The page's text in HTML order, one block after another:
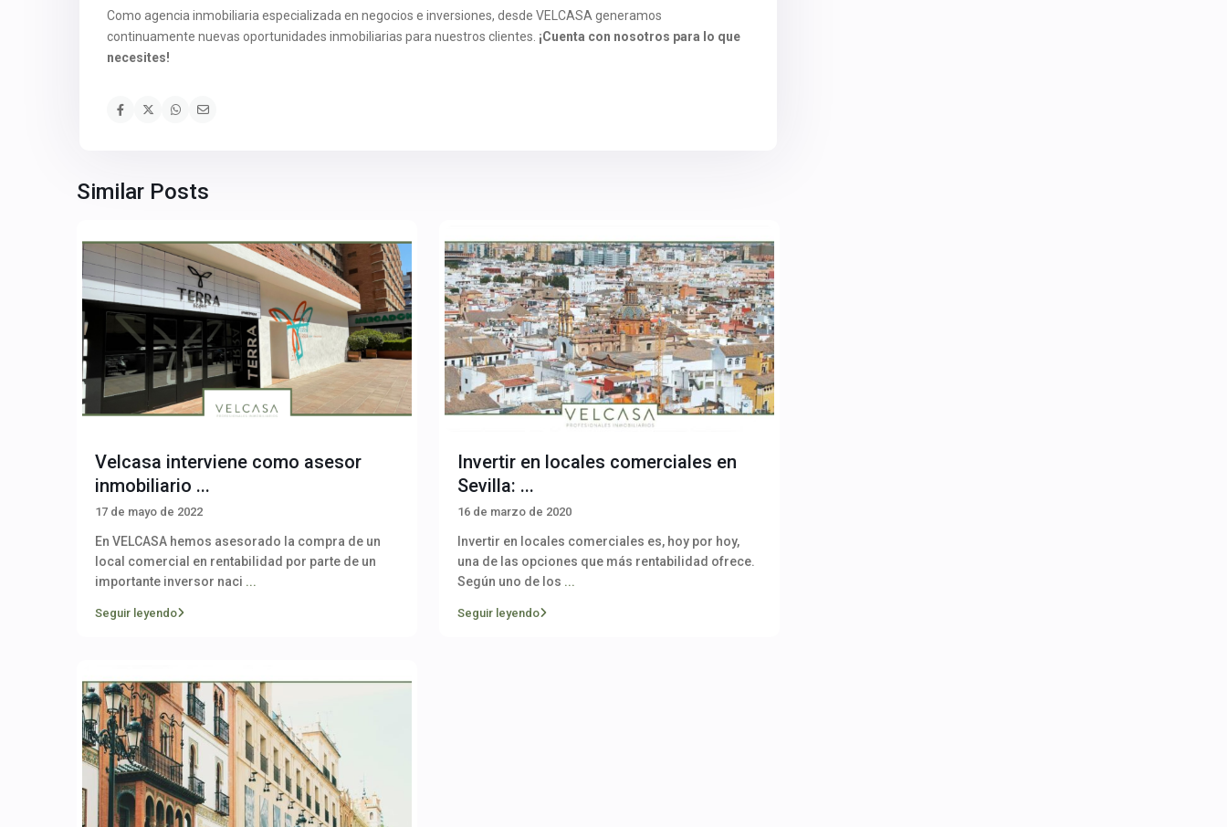
Como agencia inmobiliaria especializada en negocios e inversiones, desde VELCASA generamos
continuamente nuevas oportunidades inmobiliarias para nuestros clientes. ¡Cuenta con nosotros para lo que
necesites!
Similar Posts
Velcasa interviene como asesor
inmobiliario ...
17 de mayo de 2022
En VELCASA hemos asesorado la compra de un
local comercial en rentabilidad por parte de un
importante inversor naci ...
Seguir leyendo
Invertir en locales comerciales en
Sevilla: ...
16 de marzo de 2020
Invertir en locales comerciales es, hoy por hoy,
una de las opciones que más rentabilidad ofrece.
Según uno de los ...
Seguir leyendo